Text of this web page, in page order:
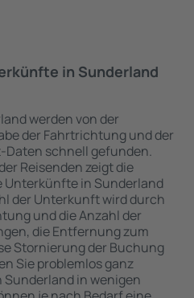
in Sunderland
werden von der
der Fahrtrichtung und der
schnell gefunden.
Reisenden zeigt die
Unterkünfte in Sunderland
der Unterkunft wird durch
und die Anzahl der
die Entfernung zum
Stornierung der Buchung
Sie problemlos ganz
in wenigen